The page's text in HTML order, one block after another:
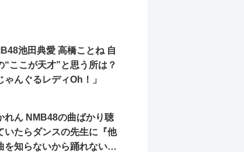
池田典愛 高橋ことね 自
“ここが天才”と思う所は？
ゃんぐるレディOh！」
れん NMB48の曲ばかり聴
いたらダンスの先生に『他
を知らないから踊れない』